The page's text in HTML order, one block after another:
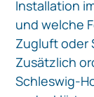
Installation
und welche
Zugluft oder
Zusätzlich
Schleswig-